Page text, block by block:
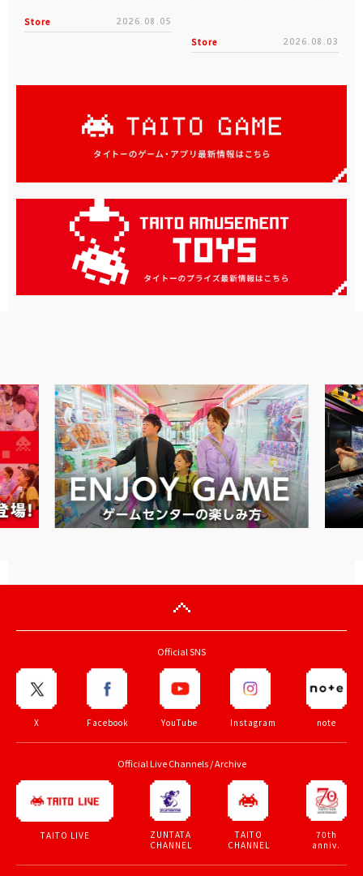
Store 2026.08.05
Store 2026.08.03
Official SNS
X Facebook YouTube Instagram note
Official Live Channels / Archive
TAITO LIVE
ZUNTATA
CHANNEL
TAITO
CHANNEL
70th
anniv.